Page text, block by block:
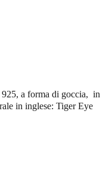
a forma di goccia, in
in inglese: Tiger Eye